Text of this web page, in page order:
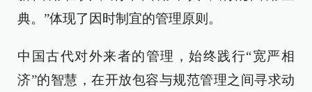
典。”体现了因时制宜的管理原则。
中国古代对外来者的管理，始终践行“宽严相
济”的智慧，在开放包容与规范管理之间寻求动